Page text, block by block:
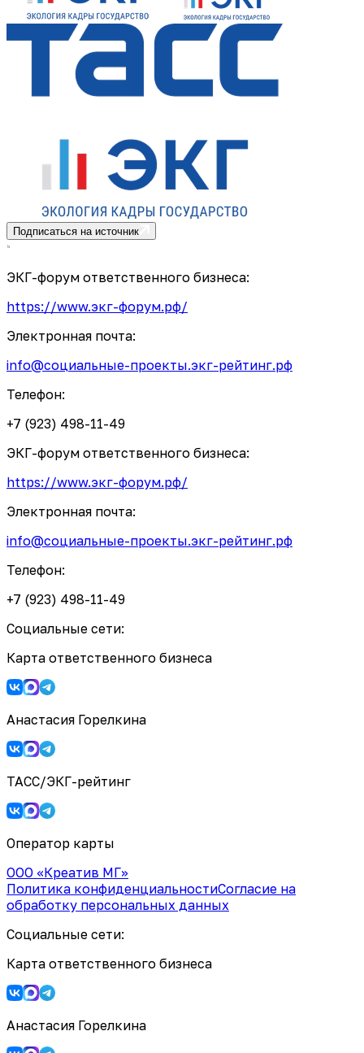
Подписаться на источник
ЭКГ-форум ответственного бизнеса:
https://www.экг-форум.рф/
Электронная почта:
info@социальные-проекты.экг-рейтинг.рф
Телефон:
+7 (923) 498-11-49
ЭКГ-форум ответственного бизнеса:
https://www.экг-форум.рф/
Электронная почта:
info@социальные-проекты.экг-рейтинг.рф
Телефон:
+7 (923) 498-11-49
Социальные сети:
Карта ответственного бизнеса
Анастасия Горелкина
ТАСС/ЭКГ-рейтинг
Оператор карты
ООО «Креатив МГ»
Политика конфиденциальностиСогласие на
обработку персональных данных
Социальные сети:
Карта ответственного бизнеса
Анастасия Горелкина